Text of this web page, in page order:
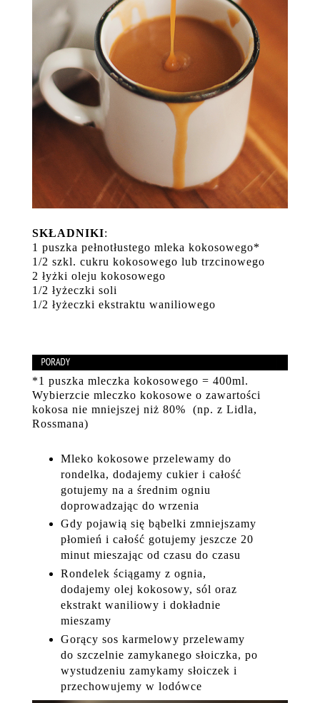
SKŁADNIKI:
1 puszka pełnotłustego mleka kokosowego*
1/2 szkl. cukru kokosowego lub trzcinowego
2 łyżki oleju kokosowego
1/2 łyżeczki soli
1/2 łyżeczki ekstraktu waniliowego
*1 puszka mleczka kokosowego = 400ml.
Wybierzcie mleczko kokosowe o zawartości
kokosa nie mniejszej niż 80% (np. z Lidla,
Rossmana)
Mleko kokosowe przelewamy do
rondelka, dodajemy cukier i całość
gotujemy na a średnim ogniu
doprowadzając do wrzenia
Gdy pojawią się bąbelki zmniejszamy
płomień i całość gotujemy jeszcze 20
minut mieszając od czasu do czasu
Rondelek ściągamy z ognia,
dodajemy olej kokosowy, sól oraz
ekstrakt waniliowy i dokładnie
mieszamy
Gorący sos karmelowy przelewamy
do szczelnie zamykanego słoiczka, po
wystudzeniu zamykamy słoiczek i
przechowujemy w lodówce